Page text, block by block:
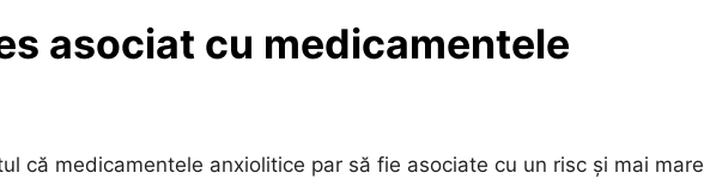
asociat cu medicamentele
că medicamentele anxiolitice par să fie asociate cu un risc și mai mare